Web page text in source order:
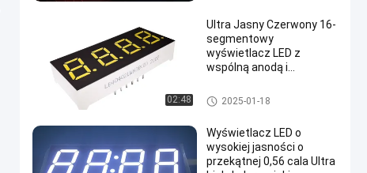
02:48
Ultra Jasny Czerwony 16-
segmentowy
wyświetlacz LED z
wspólną anodą i
1,5ch 3mm
16 segmentowy wyświetlacz L
ED
2025-01-18
Wyświetlacz LED o
wysokiej jasności o
przekątnej 0,56 cala Ultra